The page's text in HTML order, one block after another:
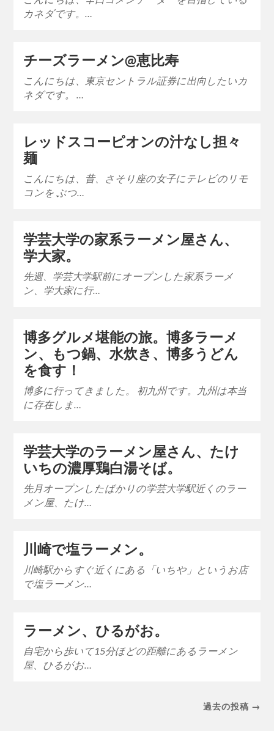
カネダです。…
チーズラーメン@恵比寿
こんにちは、東京セントラル証券に出向したいカ
ネダです。 …
レッドスコーピオンの汁なし担々
麺
こんにちは、昔、さそり座の女子にテレビのリモ
コンを ぶつ…
学芸大学の家系ラーメン屋さん、
学大家。
先週、学芸大学駅前にオープンした家系ラーメ
ン、学大家に行…
博多グルメ堪能の旅。博多ラーメ
ン、もつ鍋、水炊き、博多うどん
を食す！
博多に行ってきました。 初九州です。九州は本当
に存在しま…
学芸大学のラーメン屋さん、たけ
いちの濃厚鶏白湯そば。
先月オープンしたばかりの学芸大学駅近くのラー
メン屋、たけ…
川崎で塩ラーメン。
川崎駅からすぐ近くにある「いちや」というお店
で塩ラーメン…
ラーメン、ひるがお。
自宅から歩いて15分ほどの距離にあるラーメン
屋、ひるがお…
過去の投稿 →